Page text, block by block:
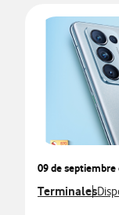
09 de septiembre
Ver más notas
TerminalesVer